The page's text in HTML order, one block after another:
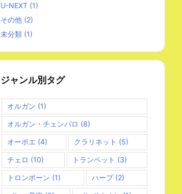
U-NEXT (1)
その他 (2)
未分類 (1)
ジャンル別タグ
オルガン (1)
オルガン・チェンバロ (8)
オーボエ (4) クラリネット (5)
チェロ (10) トランペット (3)
トロンボーン (1) ハープ(2)